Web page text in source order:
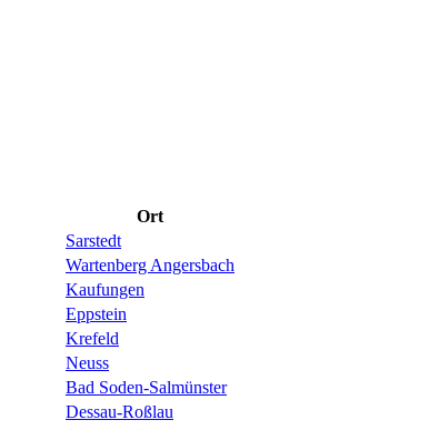
Ort
Sarstedt
Wartenberg Angersbach
Kaufungen
Eppstein
Krefeld
Neuss
Bad Soden-Salmünster
Dessau-Roßlau